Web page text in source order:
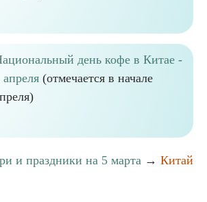
день кофе в Китае -
апреля (отмечается в начале
и праздники на 5 марта → Китай